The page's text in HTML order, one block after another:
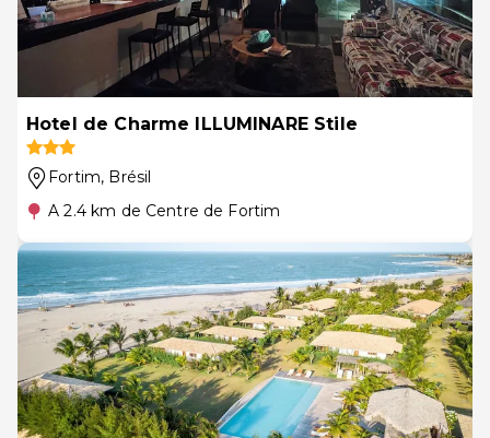
Hotel de Charme ILLUMINARE Stile
Fortim, Brésil
A 2.4 km de Centre de Fortim